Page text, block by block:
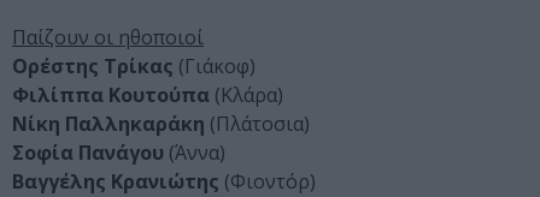
Παίζουν οι ηθοποιοί
Ορέστης Τρίκας (Γιάκοφ)
Φιλίππα Κουτούπα (Κλάρα)
Νίκη Παλληκαράκη (Πλάτοσια)
Σοφία Πανάγου (Άννα)
Βαγγέλης Κρανιώτης (Φιοντόρ)